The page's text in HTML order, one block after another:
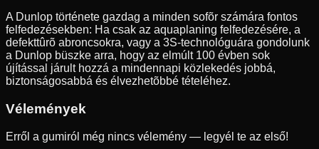
A Dunlop története gazdag a minden sofõr számára fontos
felfedezésekben: Ha csak az aquaplaning felfedezésére, a
defekttûrõ abroncsokra, vagy a 3S-technológuára gondolunk
a Dunlop büszke arra, hogy az elmúlt 100 évben sok
újítással járult hozzá a mindennapi közlekedés jobbá,
biztonságosabbá és élvezhetõbbé tételéhez.
Vélemények
Erről a gumiról még nincs vélemény — legyél te az első!